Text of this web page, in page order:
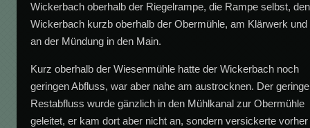
Wickerbach oberhalb der Riegelrampe, die Rampe selbst, den
Wickerbach kurzb oberhalb der Obermühle, am Klärwerk und
an der Mündung in den Main.
Kurz oberhalb der Wiesenmühle hatte der Wickerbach noch
geringen Abfluss, war aber nahe am austrocknen. Der geringe
Restabfluss wurde gänzlich in den Mühlkanal zur Obermühle
geleitet, er kam dort aber nicht an, sondern versickerte vorher